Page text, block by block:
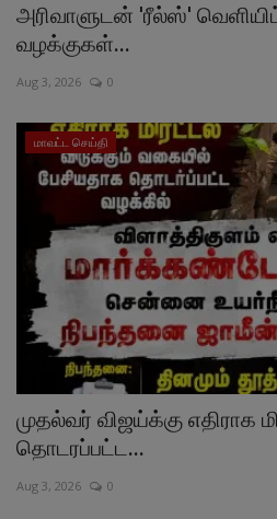
அரிவாளுடன் 'ரீல்ஸ்'
வழக்குகள்...
Aug 3, 2026 0
மாவட்ட செய்தி
முதல்வர் விஜய்க்கு எதிராக
தொடரப்பட்ட...
Aug 3, 2026 0